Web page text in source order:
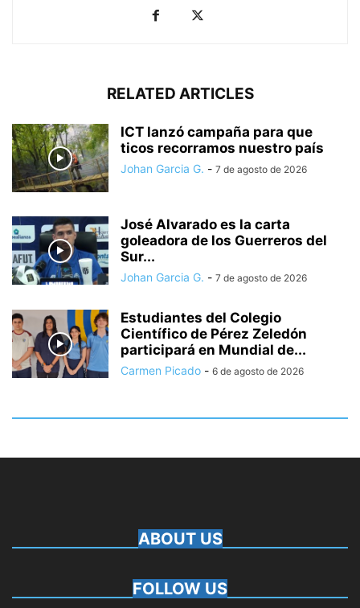
RELATED ARTICLES
ICT lanzó campaña para que
ticos recorramos nuestro país
Johan Garcia G. - 7 de agosto de 2026
José Alvarado es la carta
goleadora de los Guerreros del
Sur...
Johan Garcia G. - 7 de agosto de 2026
Estudiantes del Colegio
Científico de Pérez Zeledón
participará en Mundial de...
Carmen Picado - 6 de agosto de 2026
ABOUT US
FOLLOW US